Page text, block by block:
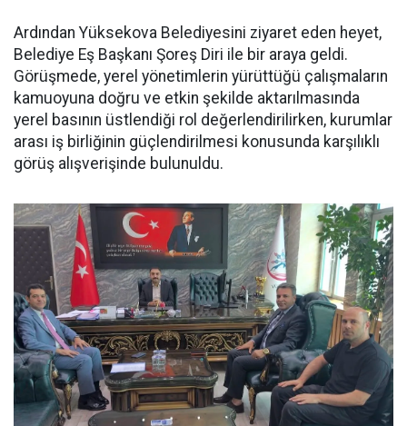
Ardından Yüksekova Belediyesini ziyaret eden heyet,
Belediye Eş Başkanı Şoreş Diri ile bir araya geldi.
Görüşmede, yerel yönetimlerin yürüttüğü çalışmaların
kamuoyuna doğru ve etkin şekilde aktarılmasında
yerel basının üstlendiği rol değerlendirilirken, kurumlar
arası iş birliğinin güçlendirilmesi konusunda karşılıklı
görüş alışverişinde bulunuldu.